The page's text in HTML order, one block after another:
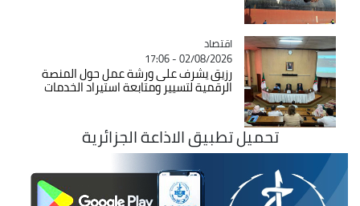
Catégorie
اقتصاد
02/08/2026 - 17:06
رزيق يشرف على ورشة عمل حول المنصة
الرقمية لتسيير ومتابعة استيراد الخدمات
تحميل تطبيق الاذاعة الجزائرية